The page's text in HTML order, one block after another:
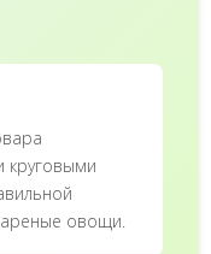
круговыми
овощи.